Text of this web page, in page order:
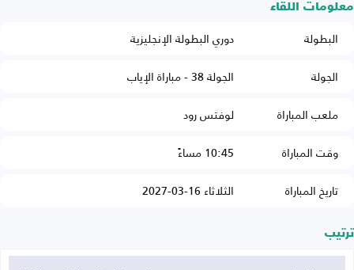
معلومات اللقاء
البطولة
دوري البطولة الإنجليزية
الجولة
الجولة 38 - مباراة الإياب
ملعب المباراة
لوفتس رود
وقت المباراة
10:45 مساءً
تاريخ المباراة
الثلاثاء 16-03-2027
ترتيب